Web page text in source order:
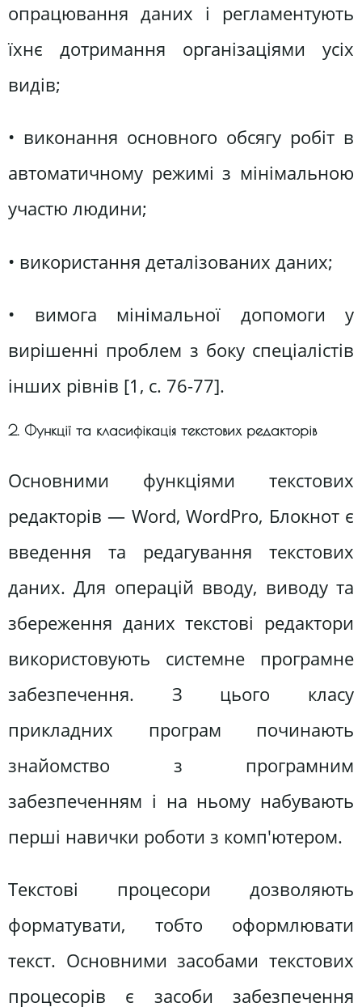
опрацювання даних і регламентують
їхнє дотримання організаціями усіх
видів;
• виконання основного обсягу робіт в
автоматичному режимі з мінімальною
участю людини;
• використання деталізованих даних;
• вимога мінімальної допомоги у
вирішенні проблем з боку спеціалістів
інших рівнів [1, c. 76-77].
2. Функції та класифікація текстових редакторів
Основними функціями текстових
редакторів — Word, WordPro, Блокнот є
введення та редагування текстових
даних. Для операцій вводу, виводу та
збереження даних текстові редактори
використовують системне програмне
забезпечення. З цього класу
прикладних програм починають
знайомство з програмним
забезпеченням і на ньому набувають
перші навички роботи з комп'ютером.
Текстові процесори дозволяють
форматувати, тобто оформлювати
текст. Основними засобами текстових
процесорів є засоби забезпечення